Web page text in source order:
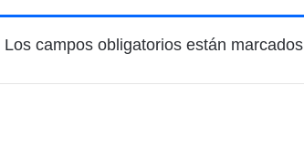
Los campos obligatorios están marcados